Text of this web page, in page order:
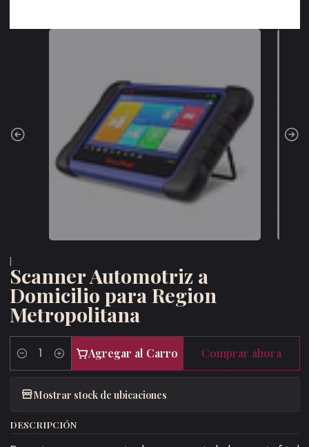
Scanner Automotriz a
Domicilio para Region
Metropolitana
Cantidad
Agregar al Carro Comprar ahora
Mostrar stock de ubicaciones
DESCRIPCIÓN